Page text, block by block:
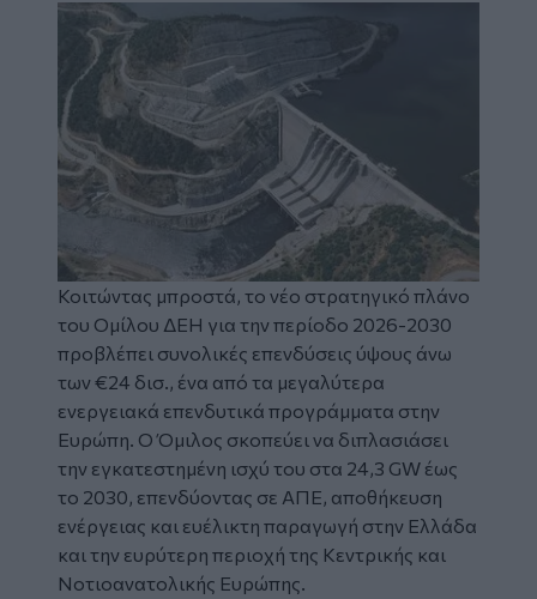
Image
Κοιτώντας μπροστά, το νέο στρατηγικό πλάνο
του Ομίλου ΔΕΗ για την περίοδο 2026-2030
προβλέπει συνολικές επενδύσεις ύψους άνω
των €24 δισ., ένα από τα μεγαλύτερα
ενεργειακά επενδυτικά προγράμματα στην
Ευρώπη. Ο Όμιλος σκοπεύει να διπλασιάσει
την εγκατεστημένη ισχύ του στα 24,3 GW έως
το 2030, επενδύοντας σε ΑΠΕ, αποθήκευση
ενέργειας και ευέλικτη παραγωγή στην Ελλάδα
και την ευρύτερη περιοχή της Κεντρικής και
Νοτιοανατολικής Ευρώπης.